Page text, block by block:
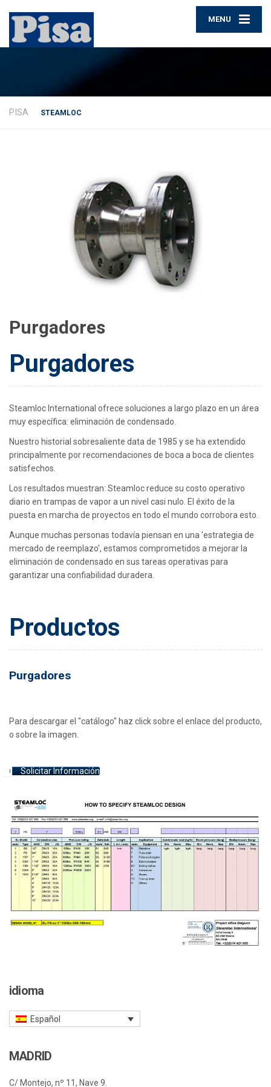
MENU
PISA STEAMLOC
Purgadores
Purgadores
Steamloc International ofrece soluciones a largo plazo en un área
muy específica: eliminación de condensado.
Nuestro historial sobresaliente data de 1985 y se ha extendido
principalmente por recomendaciones de boca a boca de clientes
satisfechos.
Los resultados muestran: Steamloc reduce su costo operativo
diario en trampas de vapor a un nivel casi nulo. El éxito de la
puesta en marcha de proyectos en todo el mundo corrobora esto.
Aunque muchas personas todavía piensan en una 'estrategia de
mercado de reemplazo', estamos comprometidos a mejorar la
eliminación de condensado en sus tareas operativas para
garantizar una confiabilidad duradera.
Productos
Purgadores
Para descargar el "catálogo" haz click sobre el enlace del producto,
o sobre la imagen.
Solicitar Información
idioma
Español
MADRID
C/ Montejo, nº 11, Nave 9.